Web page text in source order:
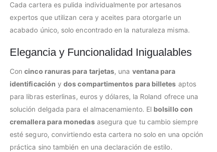
Cada cartera es pulida individualmente por artesanos
expertos que utilizan cera y aceites para otorgarle un
acabado único, solo encontrado en la naturaleza misma.
Elegancia y Funcionalidad Inigualables
Concinco ranuras para tarjetas, una ventana para
identificación ydos compartimentos para billetes aptos
para libras esterlinas, euros y dólares, la Roland ofrece una
solución delgada para el almacenamiento. El bolsillo con
cremallera para monedasasegura que tu cambio siempre
esté seguro, convirtiendo esta cartera no solo en una opción
práctica sino también en una declaración de estilo.